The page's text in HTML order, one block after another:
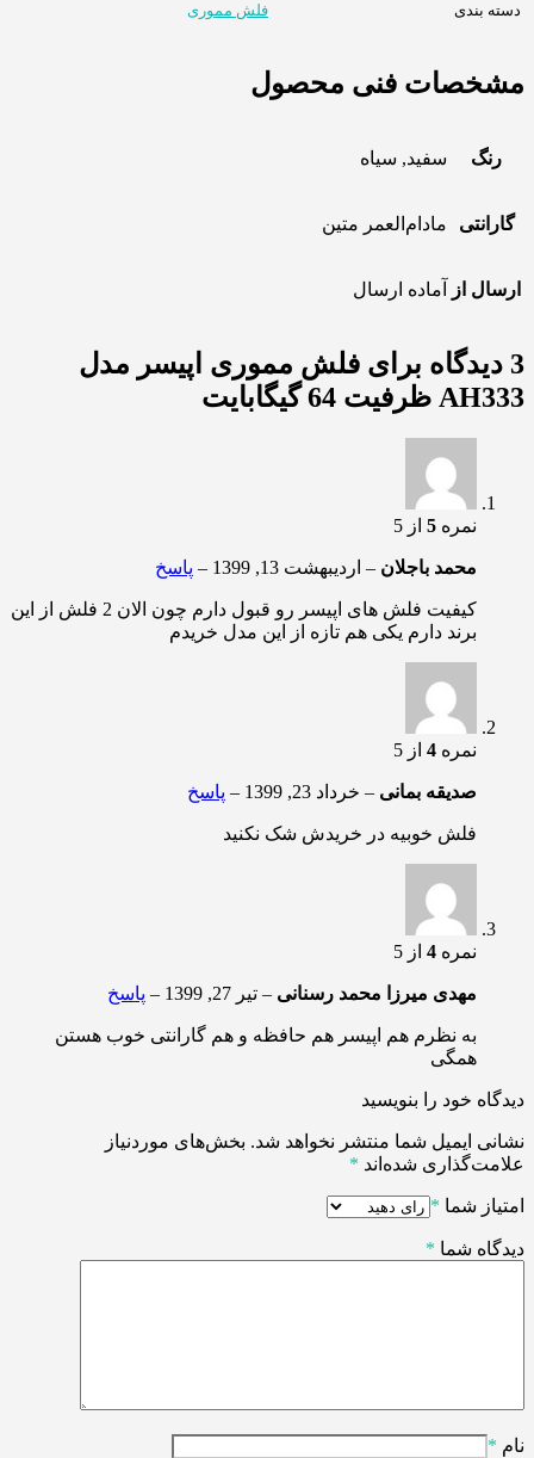
دسته بندی فلش مموری
مشخصات فنی محصول
رنگ سفید, سیاه
گارانتی مادام‌العمر متین
ارسال از آماده ارسال
3 دیدگاه برای
فلش مموری اپیسر مدل
AH333 ظرفیت 64 گیگابایت
نمره 5 از 5
محمد باجلان – اردیبهشت 13, 1399 – پاسخ
کیفیت فلش های اپیسر رو قبول دارم چون الان 2 فلش از این
برند دارم یکی هم تازه از این مدل خریدم
نمره 4 از 5
صدیقه بمانی – خرداد 23, 1399 – پاسخ
فلش خوبیه در خریدش شک نکنید
نمره 4 از 5
مهدی میرزا محمد رسنانی – تیر 27, 1399 – پاسخ
به نظرم هم اپیسر هم حافظه و هم گارانتی خوب هستن
همگی
دیدگاه خود را بنویسید
نشانی ایمیل شما منتشر نخواهد شد. بخش‌های موردنیاز
علامت‌گذاری شده‌اند *
امتیاز شما *
دیدگاه شما *
نام *